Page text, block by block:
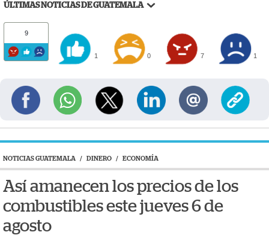
ÚLTIMAS NOTICIAS DE GUATEMALA
9
1 0 7 1
NOTICIAS GUATEMALA / DINERO / ECONOMÍA
Así amanecen los precios de los
combustibles este jueves 6 de
agosto